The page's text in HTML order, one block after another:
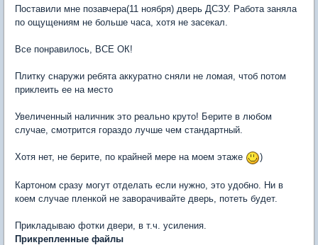
Поставили мне позавчера(11 ноября) дверь ДСЗУ. Работа заняла
по ощущениям не больше часа, хотя не засекал.
Все понравилось, ВСЕ ОК!
Плитку снаружи ребята аккуратно сняли не ломая, чтоб потом
приклеить ее на место
Увеличенный наличник это реально круто! Берите в любом
случае, смотрится гораздо лучше чем стандартный.
Хотя нет, не берите, по крайней мере на моем этаже )
Картоном сразу могут отделать если нужно, это удобно. Ни в
коем случае пленкой не заворачивайте дверь, потеть будет.
Прикладываю фотки двери, в т.ч. усиления.
Прикрепленные файлы